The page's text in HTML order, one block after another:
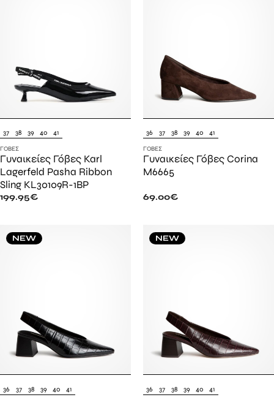
37 38 39 40 41
ΓΌΒΕΣ
Γυναικείες Γόβες Karl
Lagerfeld Pasha Ribbon
Sling KL30109R-1BP
199.95€
36 37 38 39 40 41
ΓΌΒΕΣ
Γυναικείες Γόβες Corina
M6665
69.00€
NEW
36 37 38 39 40 41
NEW
36 37 38 39 40 41